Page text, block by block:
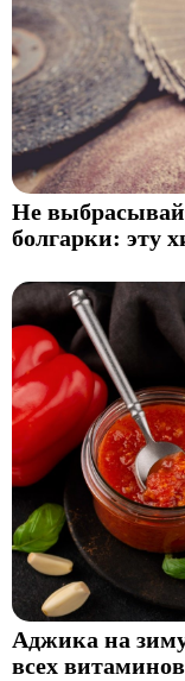
Не
болгарки: эту
Аджика на
всех витаминов